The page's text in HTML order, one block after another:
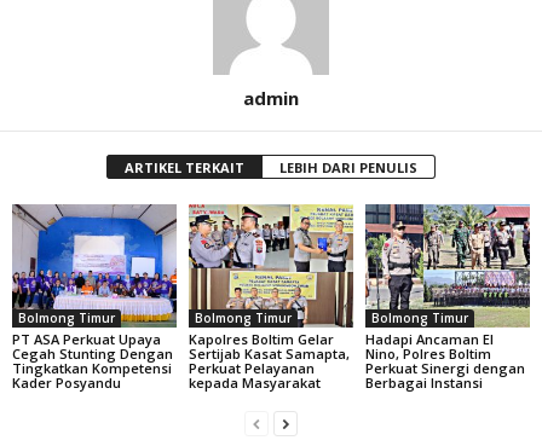
admin
ARTIKEL TERKAIT LEBIH DARI PENULIS
Bolmong Timur
PT ASA Perkuat Upaya
Cegah Stunting Dengan
Tingkatkan Kompetensi
Kader Posyandu
Bolmong Timur
Kapolres Boltim Gelar
Sertijab Kasat Samapta,
Perkuat Pelayanan
kepada Masyarakat
Bolmong Timur
Hadapi Ancaman El
Nino, Polres Boltim
Perkuat Sinergi dengan
Berbagai Instansi